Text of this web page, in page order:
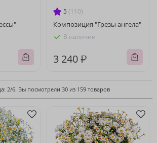
5 (110)
Композиция "Грезы ангела"
В наличии
3 240 ₽
2/6. Вы посмотрели 30 из 159 товаров